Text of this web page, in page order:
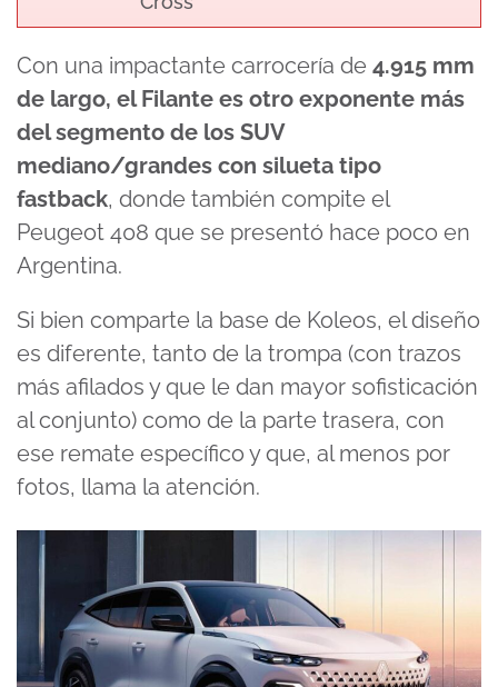
Con una impactante carrocería de 4.915 mm
de largo, el Filante es otro exponente más
del segmento de los SUV
mediano/grandes con silueta tipo
fastback, donde también compite el
Peugeot 408 que se presentó hace poco en
Argentina.
Si bien comparte la base de Koleos, el diseño
es diferente, tanto de la trompa (con trazos
más afilados y que le dan mayor sofisticación
al conjunto) como de la parte trasera, con
ese remate específico y que, al menos por
fotos, llama la atención.